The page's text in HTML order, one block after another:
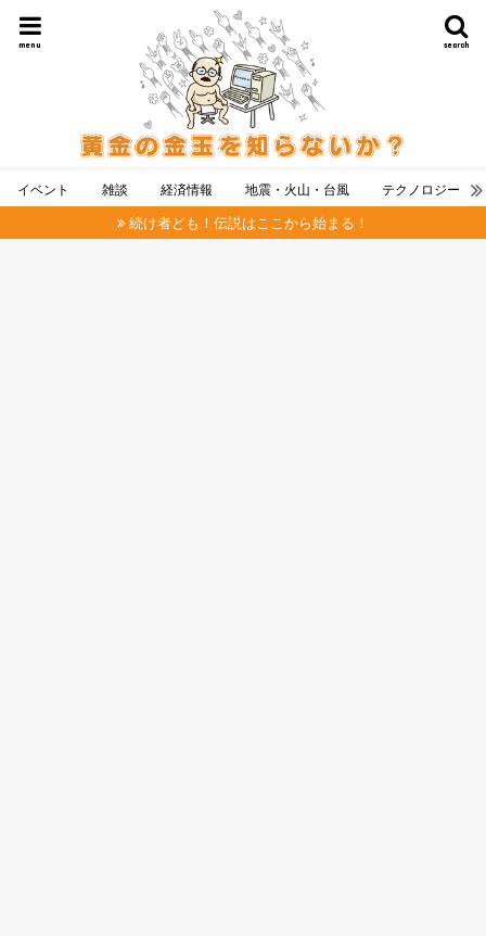
search
menu
イベント 雑談 経済情報 地震・火山・台風 テクノロジー
続け者ども！伝説はここから始まる！